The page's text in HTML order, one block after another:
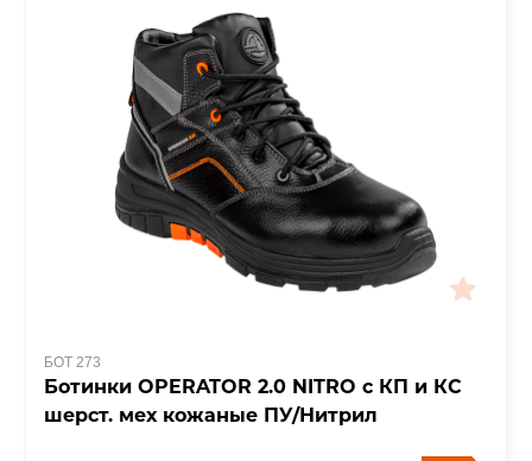
БОТ 273
Ботинки OPERATOR 2.0 NITRO с КП и КС
шерст. мех кожаные ПУ/Нитрил